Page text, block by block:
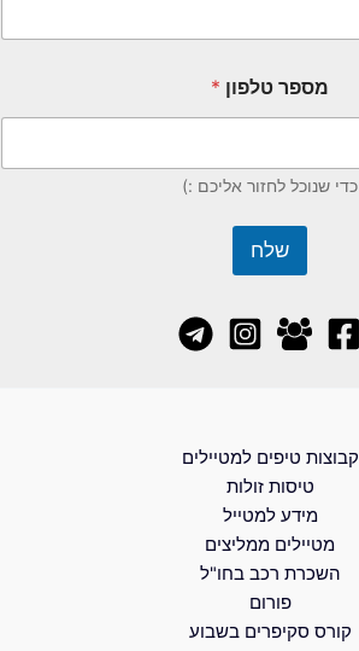
מספר טלפון *
כדי שנוכל לחזור אליכם :)
שלח
קבוצות טיפים למטיילים
טיסות זולות
מידע למטייל
מטיילים ממליצים
השכרת רכב בחו"ל
פורום
קורס סקיפרים בשבוע